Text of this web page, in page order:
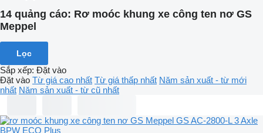
14 quảng cáo: Rơ moóc khung xe công ten nơ GS
Meppel
Lọc
Sắp xếp: Đặt vào
Đặt vào Từ giá cao nhất Từ giá thấp nhất Năm sản xuất - từ mới
nhất Năm sản xuất - từ cũ nhất